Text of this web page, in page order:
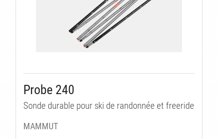
Probe 240
Sonde durable pour ski de randonnée et freeride
MAMMUT